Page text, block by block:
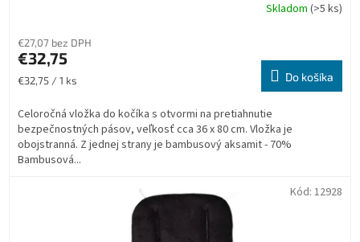
Skladom (>5 ks)
€27,07 bez DPH
€32,75
Jednotková
€32,75 / 1 ks Do košíka
Celoročná vložka do kočíka s otvormi na pretiahnutie
bezpečnostných pásov, veľkosť cca 36 x 80 cm. Vložka je
obojstranná. Z jednej strany je bambusový aksamit - 70%
Bambusová...
Kód: 12928